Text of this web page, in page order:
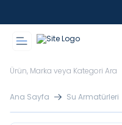
Ana Sayfa Su Armatürleri